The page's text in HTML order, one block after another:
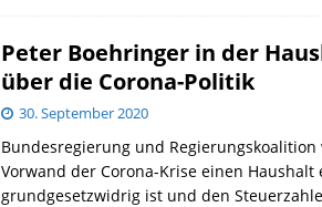
Peter Boehringer in der
über die Corona-Politik
30. September 2020
Bundesregierung und
Vorwand der Corona-Krise einen Haushalt
grundgesetzwidrig ist und den